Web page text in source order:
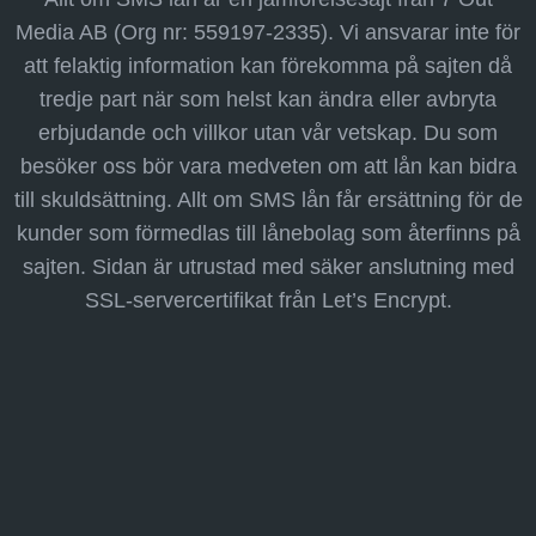
Media AB (Org nr: 559197-2335). Vi ansvarar inte för
att felaktig information kan förekomma på sajten då
tredje part när som helst kan ändra eller avbryta
erbjudande och villkor utan vår vetskap. Du som
besöker oss bör vara medveten om att lån kan bidra
till skuldsättning. Allt om SMS lån får ersättning för de
kunder som förmedlas till lånebolag som återfinns på
sajten. Sidan är utrustad med säker anslutning med
SSL-servercertifikat från Let’s Encrypt.